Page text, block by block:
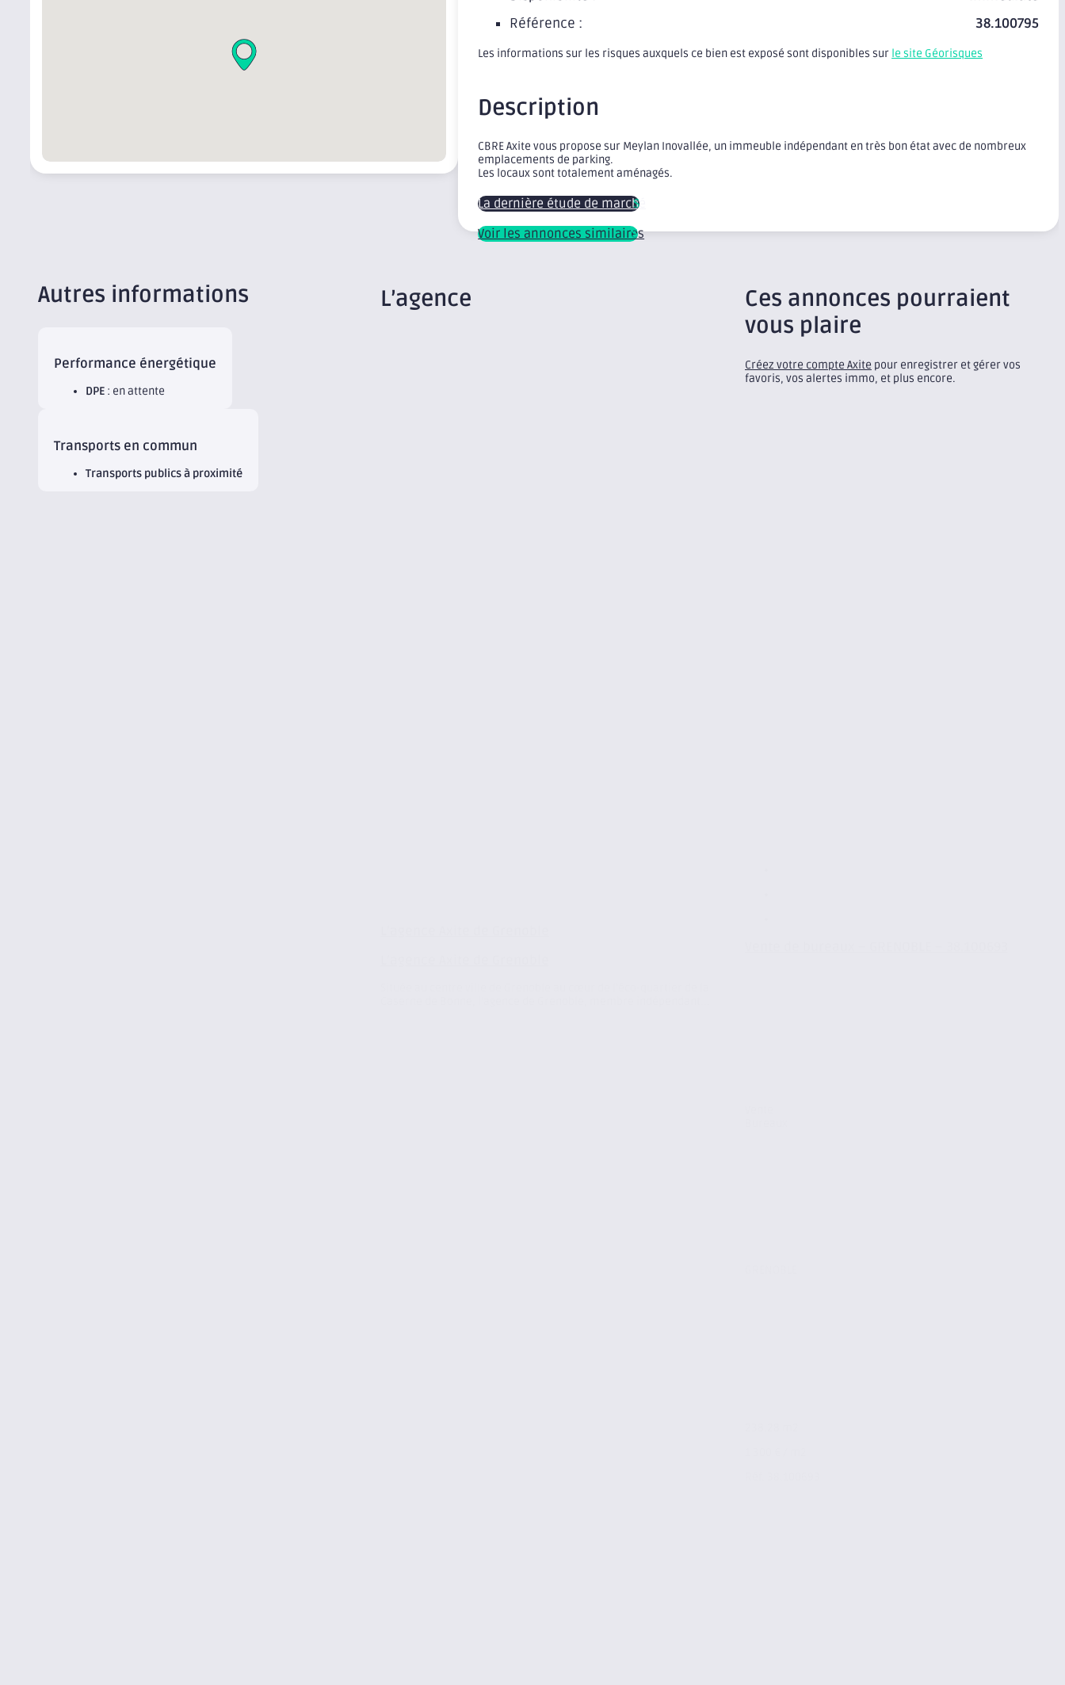
Référence :
38.100795
Les informations sur les risques auxquels ce bien est exposé sont disponibles sur le site Géorisques
Description
CBRE Axite vous propose sur Meylan Inovallée, un immeuble indépendant en très bon état avec de nombreux
emplacements de parking.
Les locaux sont totalement aménagés.
La dernière étude de marché
Voir les annonces similaires
Autres informations
Performance énergétique
DPE : en attente
Transports en commun
Transports publics à proximité
L’agence
Ces annonces pourraient
vous plaire
Créez votre compte Axite pour enregistrer et gérer vos
favoris, vos alertes immo, et plus encore.